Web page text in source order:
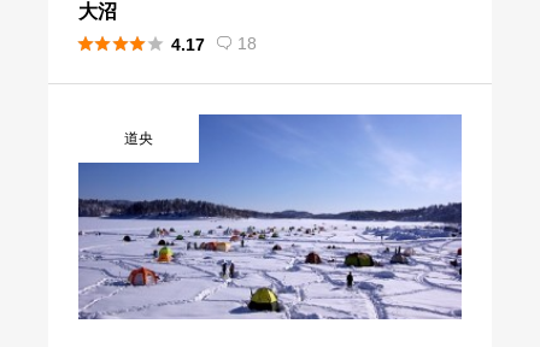
大沼
 4.17  18
道央